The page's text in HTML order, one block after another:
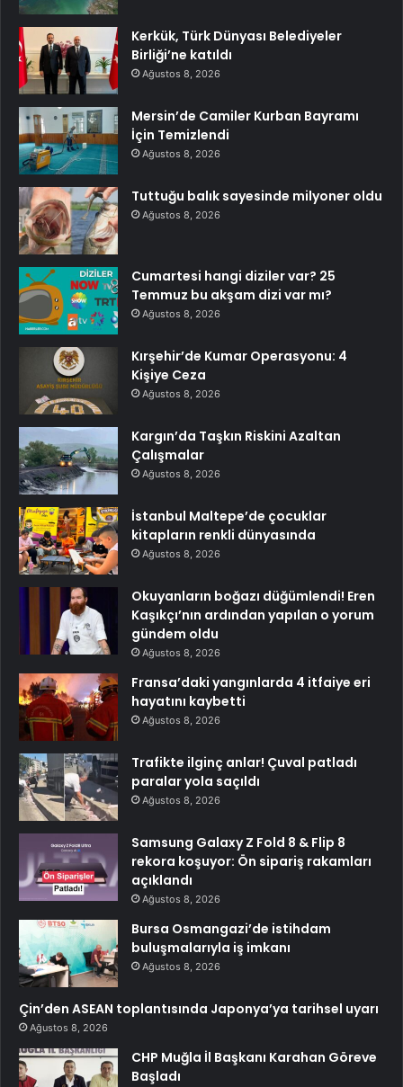
Kerkük, Türk Dünyası Belediyeler
Birliği’ne katıldı
Ağustos 8, 2026
Mersin’de Camiler Kurban Bayramı
İçin Temizlendi
Ağustos 8, 2026
Tuttuğu balık sayesinde milyoner oldu
Ağustos 8, 2026
Cumartesi hangi diziler var? 25
Temmuz bu akşam dizi var mı?
Ağustos 8, 2026
Kırşehir’de Kumar Operasyonu: 4
Kişiye Ceza
Ağustos 8, 2026
Kargın’da Taşkın Riskini Azaltan
Çalışmalar
Ağustos 8, 2026
İstanbul Maltepe’de çocuklar
kitapların renkli dünyasında
Ağustos 8, 2026
Okuyanların boğazı düğümlendi! Eren
Kaşıkçı’nın ardından yapılan o yorum
gündem oldu
Ağustos 8, 2026
Fransa’daki yangınlarda 4 itfaiye eri
hayatını kaybetti
Ağustos 8, 2026
Trafikte ilginç anlar! Çuval patladı
paralar yola saçıldı
Ağustos 8, 2026
Samsung Galaxy Z Fold 8 & Flip 8
rekora koşuyor: Ön sipariş rakamları
açıklandı
Ağustos 8, 2026
Bursa Osmangazi’de istihdam
buluşmalarıyla iş imkanı
Ağustos 8, 2026
Çin’den ASEAN toplantısında Japonya’ya tarihsel uyarı
Ağustos 8, 2026
CHP Muğla İl Başkanı Karahan Göreve
Başladı